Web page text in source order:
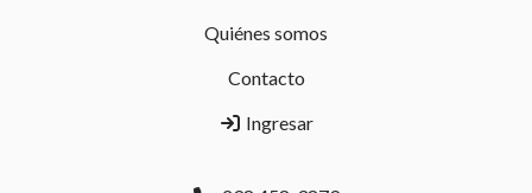
Quiénes somos
Contacto
Ingresar